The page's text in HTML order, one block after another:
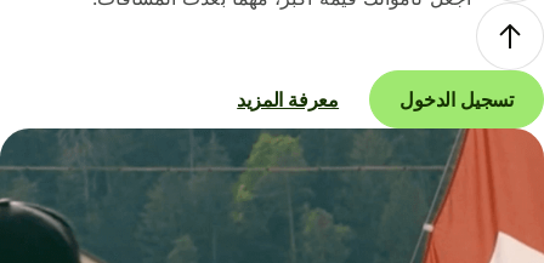
تسجيل الدخول معرفة المزيد